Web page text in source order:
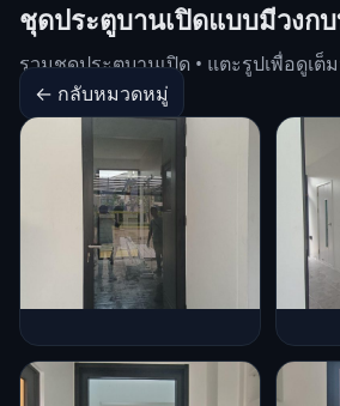
ชุดประตูบานเปิดแบบมีวงก
รวมชุดประตูบานเปิด • แตะรูปเพื่อดูเต็
← กลับหมวดหมู่